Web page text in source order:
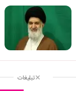
تبلیغات